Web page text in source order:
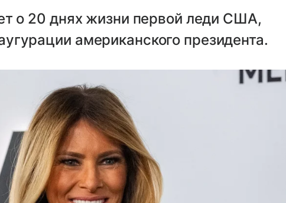
о 20 днях жизни первой леди США,
американского президента.